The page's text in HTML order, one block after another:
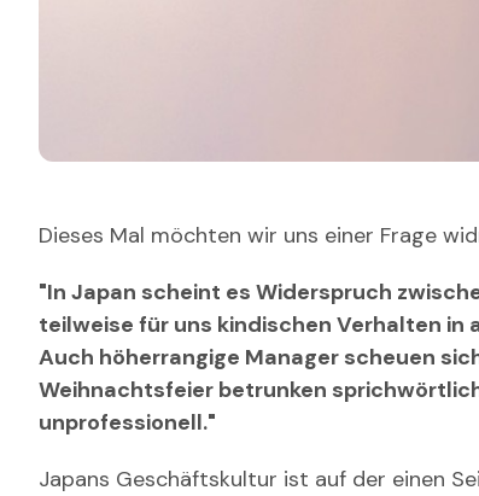
Dieses Mal möchten wir uns einer Frage
"In Japan scheint es Widerspruch
teilweise für uns kindischen Verhalten in
Auch höherrangige Manager scheuen
Weihnachtsfeier betrunken
unprofessionell."
Japans Geschäftskultur ist auf der einen